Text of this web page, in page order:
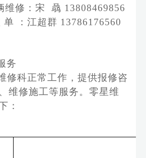
维修：宋 骉 13808469856
单 ：江超群 13786176560
务
修科正常工作，提供报修咨
维修施工等服务。 零星维
：